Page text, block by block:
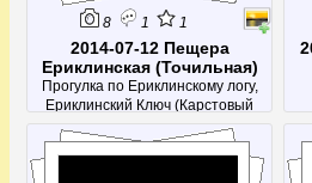
8 1 1
2014-07-12 Пещера
Ериклинская (Точильная)
Прогулка по Ериклинскому логу,
Ериклинский Ключ (Карстовый
родник), пещера Точильная...